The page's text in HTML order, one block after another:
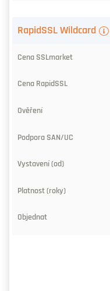
RapidSSL Wildcard